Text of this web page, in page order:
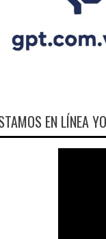
EN LÍNEA